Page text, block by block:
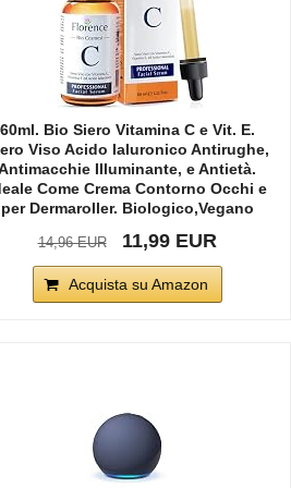
60ml. Bio Siero Vitamina C e Vit. E.
Viso Acido Ialuronico Antirughe,
Illuminante, e Antietà.
Come Crema Contorno Occhi e
per Dermaroller. Biologico,Vegano
14,96 EUR 11,99 EUR
Acquista su Amazon